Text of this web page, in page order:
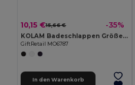
10,15 €15,66 € -35%
KOLAM Badeschlappen Größe 42/43
GiftRetail MO6787
In den Warenkorb